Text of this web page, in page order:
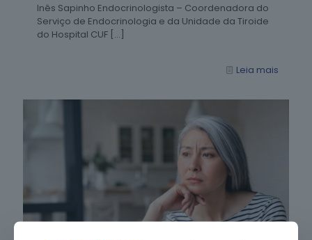
Inês Sapinho Endocrinologista – Coordenadora do
Serviço de Endocrinologia e da Unidade da Tiroide
do Hospital CUF […]
Leia mais